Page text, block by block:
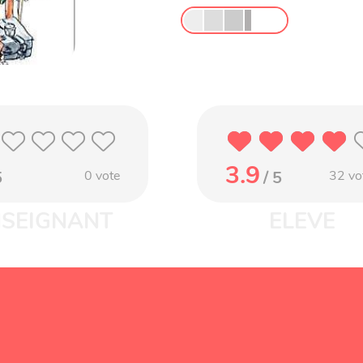
0 vote 3.9/ 5 32